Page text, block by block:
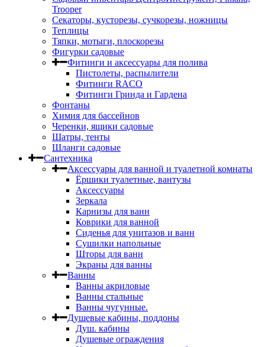
Trooper
Секаторы, кусторезы, сучкорезы, ножницы
Теплицы
Тяпки, мотыги, плоскорезы
Фигурки садовые
Фитинги и аксессуары для полива
Пистолеты, распылители
Фитинги RACO
Фитинги Гринда и Гардена
Фонтаны
Химия для бассейнов
Черенки, ящики садовые
Шатры, тенты
Шланги садовые
Сантехника
Аксессуары для ванной и туалетной комнаты
Ёршики туалетные, вантузы
Аксессуары
Зеркала
Карнизы для ванн
Коврики для ванной
Сиденья для унитазов и ванн
Сушилки напольные
Шторы для ванн
Экраны для ванны
Ванны
Ванны акриловые
Ванны стальные
Ванны чугунные.
Душевые кабины, поддоны
Душ. кабины
Душевые ограждения